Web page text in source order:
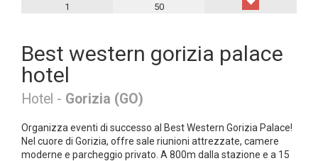
1
50
Best western gorizia palace
hotel
Hotel - Gorizia (GO)
Organizza eventi di successo al Best Western Gorizia Palace!
Nel cuore di Gorizia, offre sale riunioni attrezzate, camere
moderne e parcheggio privato. A 800m dalla stazione e a 15